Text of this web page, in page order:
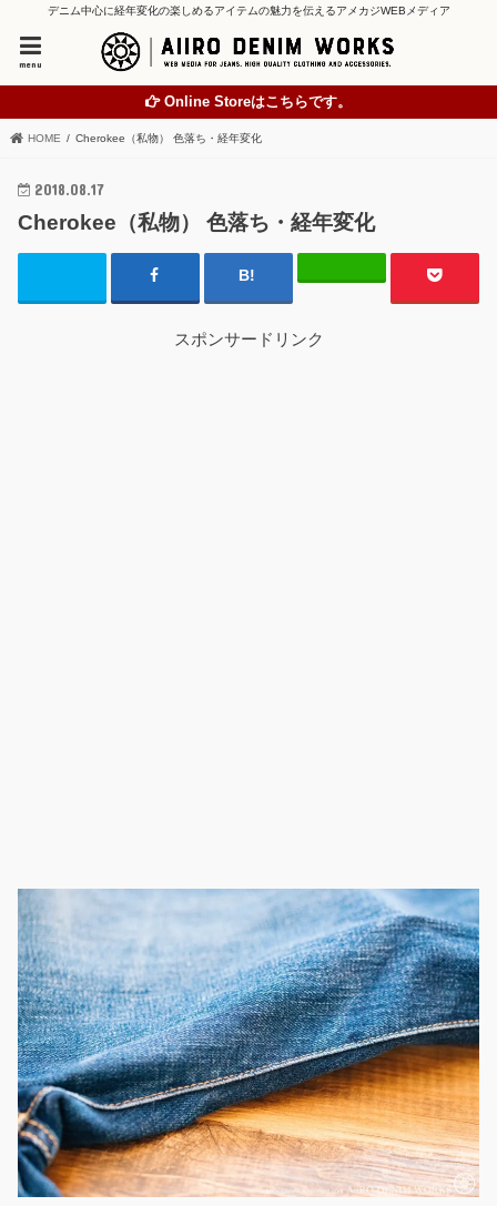
デニム中心に経年変化の楽しめるアイテムの魅力を伝えるアメカジWEBメディア
menu
Online Storeはこちらです。
HOME Cherokee（私物） 色落ち・経年変化
2018.08.17
Cherokee（私物） 色落ち・経年変化
スポンサードリンク